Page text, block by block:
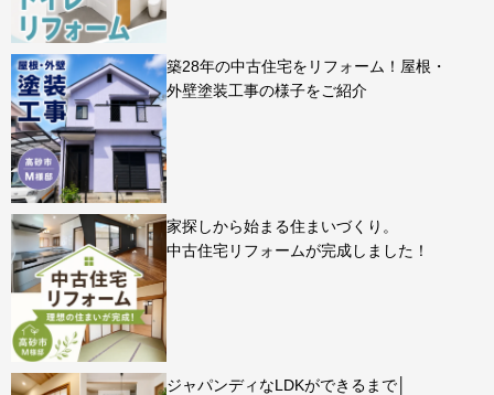
築28年の中古住宅をリフォーム！屋根・
外壁塗装工事の様子をご紹介
家探しから始まる住まいづくり。
中古住宅リフォームが完成しました！
ジャパンディなLDKができるまで│